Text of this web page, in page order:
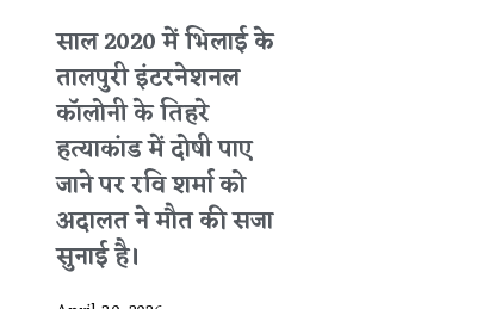
साल 2020 में भिलाई के
तालपुरी इंटरनेशनल
कॉलोनी के तिहरे
हत्याकांड में दोषी पाए
जाने पर रवि शर्मा को
अदालत ने मौत की सजा
सुनाई है।